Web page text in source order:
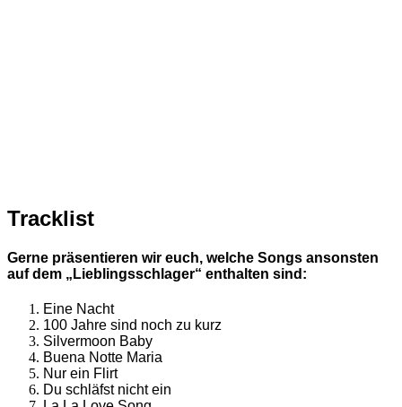
Tracklist
Gerne präsentieren wir euch, welche Songs ansonsten
auf dem „Lieblingsschlager“ enthalten sind:
Eine Nacht
100 Jahre sind noch zu kurz
Silvermoon Baby
Buena Notte Maria
Nur ein Flirt
Du schläfst nicht ein